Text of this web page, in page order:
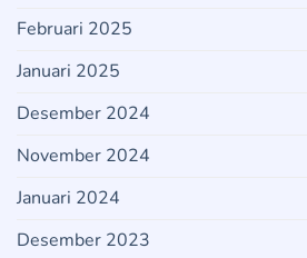
Februari 2025
Januari 2025
Desember 2024
November 2024
Januari 2024
Desember 2023